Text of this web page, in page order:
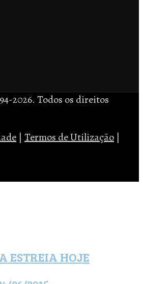
2026. Todos os direitos
| Termos de Utilização |
ESTREIA HOJE